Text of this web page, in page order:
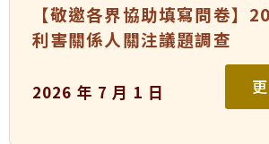
【敬邀各界協助填寫問卷】
利害關係人關注議題調查
2026 年 7 月 1 日